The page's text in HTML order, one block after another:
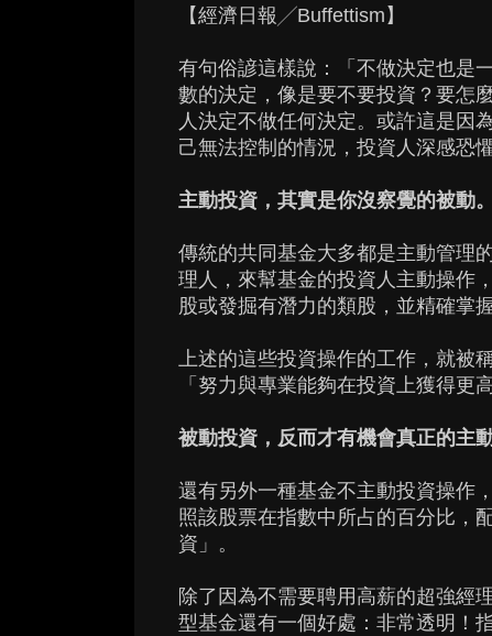
【經濟日報╱Buffettism】
有句俗諺這樣說：「不做決定也是
數的決定，像是要不要投資？要怎
人決定不做任何決定。或許這是因
己無法控制的情況，投資人深感恐懼
主動投資，其實是你沒察覺的被動。
傳統的共同基金大多都是主動管理
理人，來幫基金的投資人主動操作
股或發掘有潛力的類股，並精確掌
上述的這些投資操作的工作，就被
「努力與專業能夠在投資上獲得更
被動投資，反而才有機會真正的主動
還有另外一種基金不主動投資操作
照該股票在指數中所占的百分比，
資」。
除了因為不需要聘用高薪的超強經
型基金還有一個好處：非常透明！